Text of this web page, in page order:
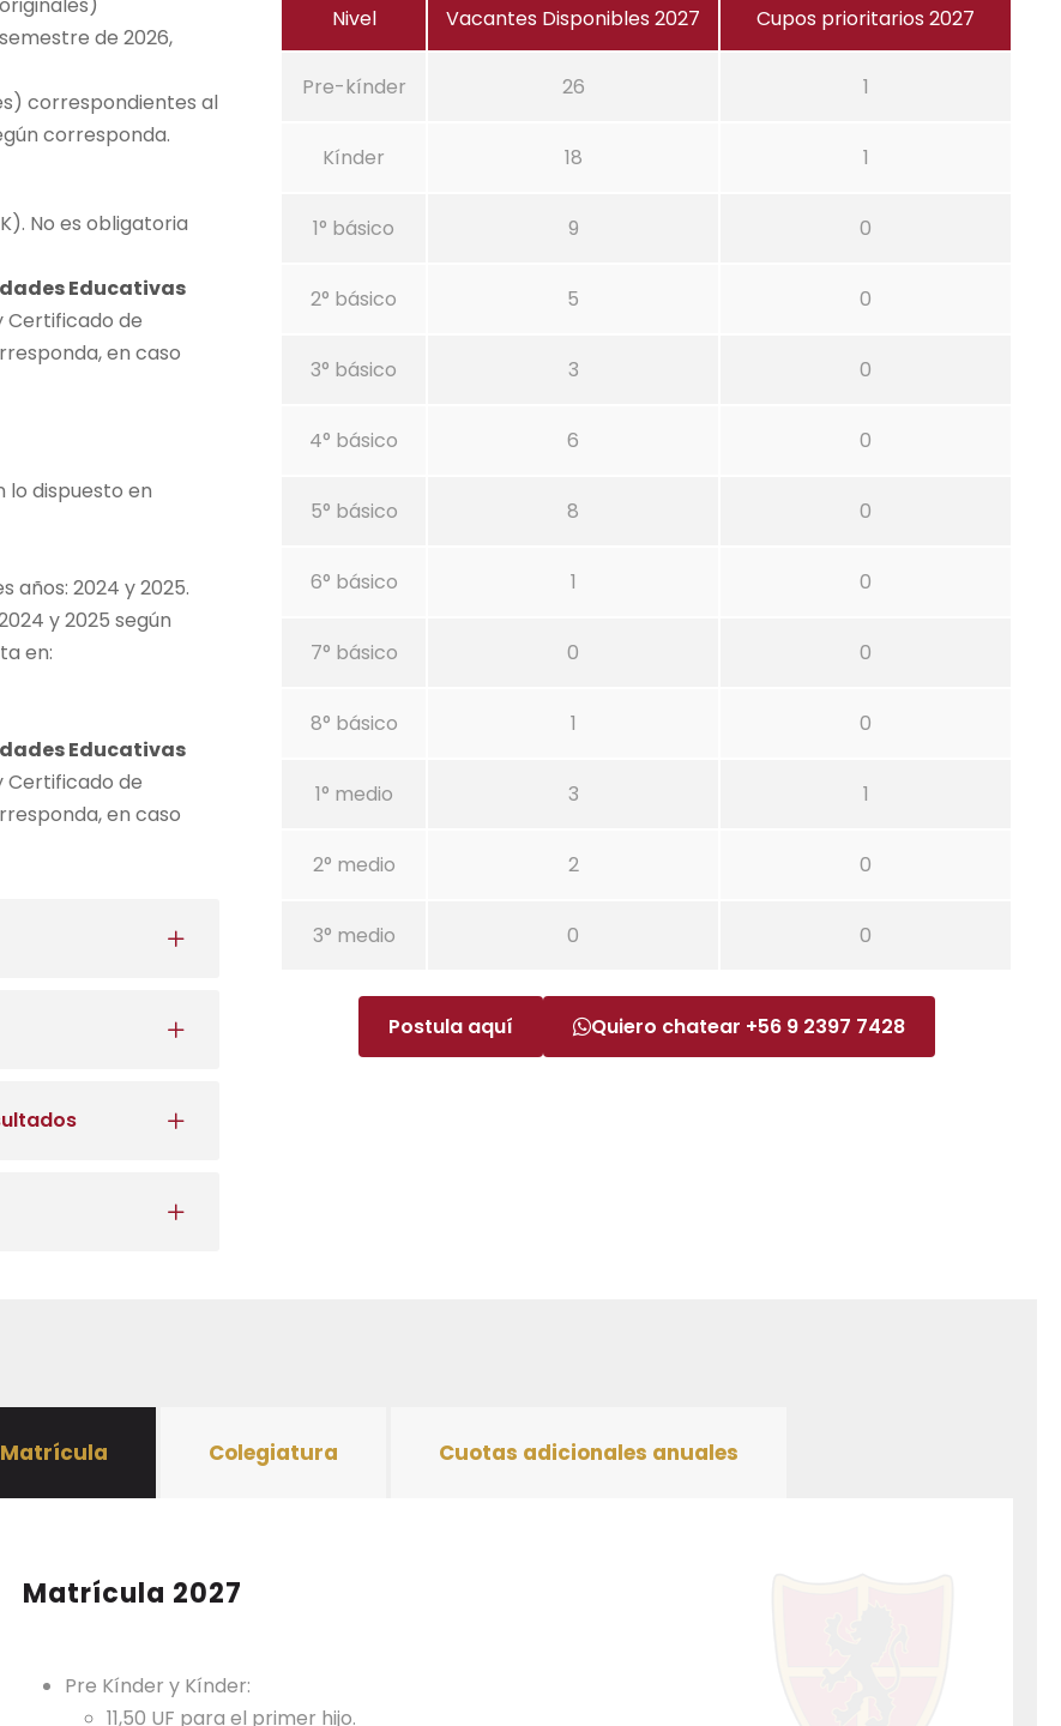
de 2026,
correspondientes al
corresponda.
No es obligatoria
Educativas
Certificado de
en caso
lo dispuesto en
años: 2024 y 2025.
y 2025 según
en:
Educativas
Certificado de
en caso
Nivel Vacantes Disponibles 2027 Cupos prioritarios 2027
Pre-kínder 26 1
Kínder 18 1
1° básico 9 0
2° básico 5 0
3° básico 3 0
4° básico 6 0
5° básico 8 0
6° básico 1 0
7° básico 0 0
8° básico 1 0
1° medio 3 1
2° medio 2 0
3° medio 0 0
Postula aquí Quiero chatear +56 9 2397 7428
Matrícula Colegiatura Cuotas adicionales anuales
Matrícula 2027
Pre Kínder y Kínder:
11,50 UF para el primer hijo.